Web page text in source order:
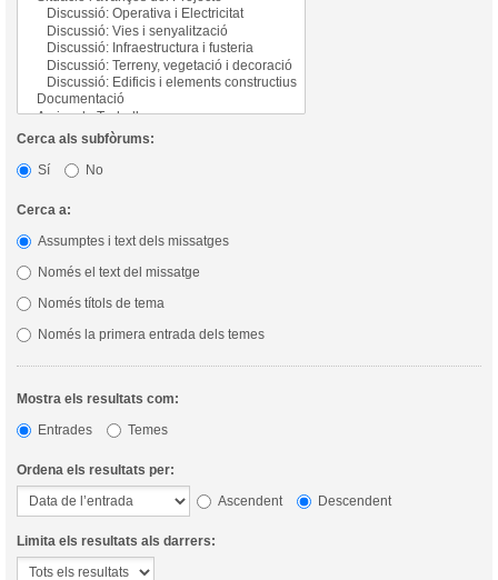
Cerca als subfòrums:
Sí
No
Cerca a:
Assumptes i text dels missatges
Només el text del missatge
Només títols de tema
Només la primera entrada dels temes
Mostra els resultats com:
Entrades
Temes
Ordena els resultats per:
Ascendent
Descendent
Limita els resultats als darrers: